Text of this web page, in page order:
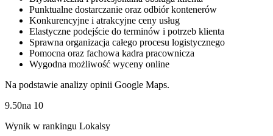
Punktualne dostarczanie oraz odbiór kontenerów
Konkurencyjne i atrakcyjne ceny usług
Elastyczne podejście do terminów i potrzeb klienta
Sprawna organizacja całego procesu logistycznego
Pomocna oraz fachowa kadra pracownicza
Wygodna możliwość wyceny online
Na podstawie analizy opinii Google Maps.
9.50na 10
Wynik w rankingu Lokalsy